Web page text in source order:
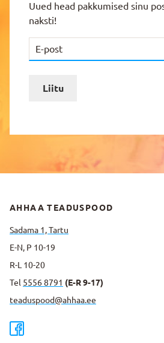
Uued head pakkumised sinu
naksti!
Liitu
AHHAA TEADUSPOOD
Sadama 1, Tartu
E-N, P 10-19
R-L 10-20
Tel 5556 8791 (E-R 9-17)
teaduspood@ahhaa.ee